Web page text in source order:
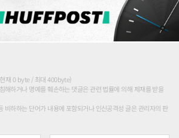
재 0 byte / 최대 400byte)
해하거나 명예를 훼손하는 댓글은 관련 법률에 의해 제재를 받을
비하하는 단어가 내용에 포함되거나 인신공격성 글은 관리자의 판